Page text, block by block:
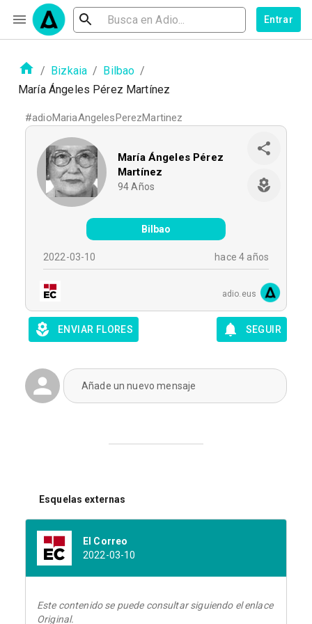
Entrar
/ Bizkaia / Bilbao /
María Ángeles Pérez Martínez
#adioMariaAngelesPerezMartinez
María Ángeles Pérez
Martínez
94 Años
Bilbao
2022-03-10 hace 4 años
adio.eus
ENVIAR FLORES SEGUIR
Añade un nuevo mensaje
Esquelas externas
El Correo
2022-03-10
Este contenido se puede consultar siguiendo el enlace
Original.